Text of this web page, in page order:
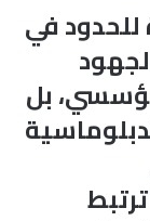
للحدود في
بل